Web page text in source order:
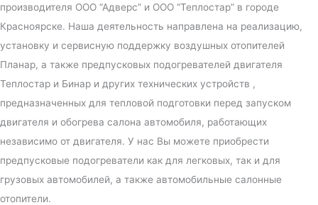
производителя ООО “Адверс” и ООО “Теплостар” в городе
Красноярске. Наша деятельность направлена на реализацию,
установку и сервисную поддержку воздушных отопителей
Планар, а также предпусковых подогревателей двигателя
Теплостар и Бинар и других технических устройств ,
предназначенных для тепловой подготовки перед запуском
двигателя и обогрева салона автомобиля, работающих
независимо от двигателя. У нас Вы можете приобрести
предпусковые подогреватели как для легковых, так и для
грузовых автомобилей, а также автомобильные салонные
отопители.